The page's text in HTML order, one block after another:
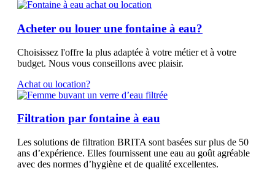
Acheter ou louer une fontaine à eau?
Choisissez l'offre la plus adaptée à votre métier et à votre
budget. Nous vous conseillons avec plaisir.
Achat ou location?
Filtration par fontaine à eau
Les solutions de filtration BRITA sont basées sur plus de 50
ans d’expérience. Elles fournissent une eau au goût agréable
avec des normes d’hygiène et de qualité excellentes.